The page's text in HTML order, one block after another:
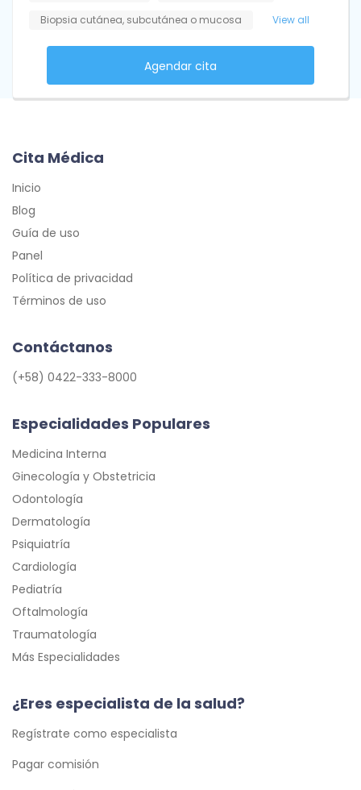
Biopsia cutánea, subcutánea o mucosa
View all
Agendar cita
Cita Médica
Inicio
Blog
Guía de uso
Panel
Política de privacidad
Términos de uso
Contáctanos
(+58) 0422-333-8000
Especialidades Populares
Medicina Interna
Ginecología y Obstetricia
Odontología
Dermatología
Psiquiatría
Cardiología
Pediatría
Oftalmología
Traumatología
Más Especialidades
¿Eres especialista de la salud?
Regístrate como especialista
Pagar comisión